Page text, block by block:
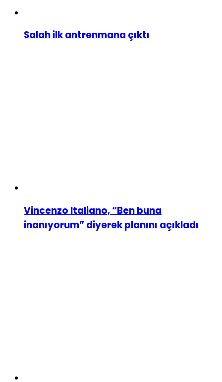
Salah ilk antrenmana çıktı
Vincenzo Italiano, “Ben buna
inanıyorum” diyerek planını açıkladı